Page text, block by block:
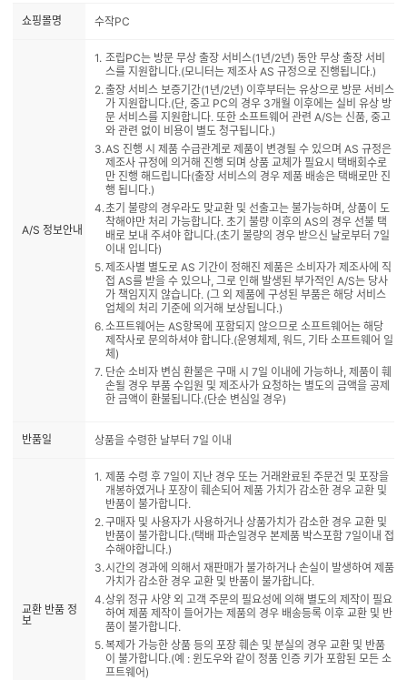
쇼핑몰명 수작PC
A/S 정보안내
조립PC는 방문 무상 출장 서비스(1년/2년) 동안 무상 출장 서비
스를 지원합니다.(모니터는 제조사 AS 규정으로 진행됩니다.)
출장 서비스 보증기간(1년/2년) 이후부터는 유상으로 방문 서비스
가 지원합니다.(단, 중고 PC의 경우 3개월 이후에는 실비 유상 방
문 서비스를 지원합니다. 또한 소프트웨어 관련 A/S는 신품, 중고
와 관련 없이 비용이 별도 청구됩니다.)
AS 진행 시 제품 수급관계로 제품이 변경될 수 있으며 AS 규정은
제조사 규정에 의거해 진행 되며 상품 교체가 필요시 택배회수로
만 진행 해드립니다(출장 서비스의 경우 제품 배송은 택배로만 진
행 됩니다.)
초기 불량의 경우라도 맞교환 및 선출고는 불가능하며, 상품이 도
착해야만 처리 가능합니다. 초기 불량 이후의 AS의 경우 선불 택
배로 보내 주셔야 합니다.(초기 불량의 경우 받으신 날로부터 7일
이내 입니다)
제조사별 별도로 AS 기간이 정해진 제품은 소비자가 제조사에 직
접 AS를 받을 수 있으나, 그로 인해 발생된 부가적인 A/S는 당사
가 책임지지 않습니다. (그 외 제품에 구성된 부품은 해당 서비스
업체의 처리 기준에 의거해 보상됩니다.)
소프트웨어는 AS항목에 포함되지 않으므로 소프트웨어는 해당
제작사로 문의하셔야 합니다.(운영체제, 워드, 기타 소프트웨어 일
체)
단순 소비자 변심 환불은 구매 시 7일 이내에 가능하나, 제품이 훼
손될 경우 부품 수입원 및 제조사가 요청하는 별도의 금액을 공제
한 금액이 환불됩니다.(단순 변심일 경우)
반품일 상품을 수령한 날부터 7일 이내
교환 반품 정
보
제품 수령 후 7일이 지난 경우 또는 거래완료된 주문건 및 포장을
개봉하였거나 포장이 훼손되어 제품 가치가 감소한 경우 교환 및
반품이 불가합니다.
구매자 및 사용자가 사용하거나 상품가치가 감소한 경우 교환 및
반품이 불가합니다.(택배 파손일경우 본제품 박스포함 7일이내 접
수해야합니다.)
시간의 경과에 의해서 재판매가 불가하거나 손실이 발생하여 제품
가치가 감소한 경우 교환 및 반품이 불가합니다.
상위 정규 사양 외 고객 주문의 필요성에 의해 별도의 제작이 필요
하여 제품 제작이 들어가는 제품의 경우 배송등록 이후 교환 및 반
품이 불가합니다.
복제가 가능한 상품 등의 포장 훼손 및 분실의 경우 교환 및 반품
이 불가합니다.(예 : 윈도우와 같이 정품 인증 키가 포함된 모든 소
프트웨어)